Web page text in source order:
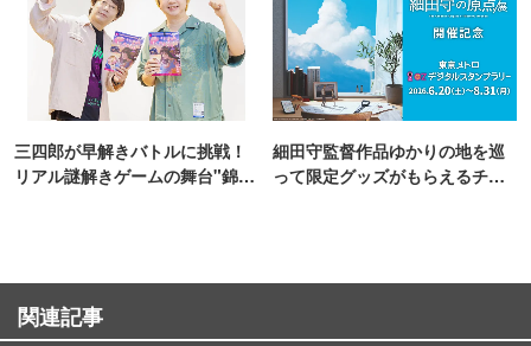
三四郎が早解きバトルに挑戦！
リアル謎解きゲームの舞台"錦糸
細田守監督作品ゆかりの地を巡
って限定グッズがもらえるチャ
関連記事